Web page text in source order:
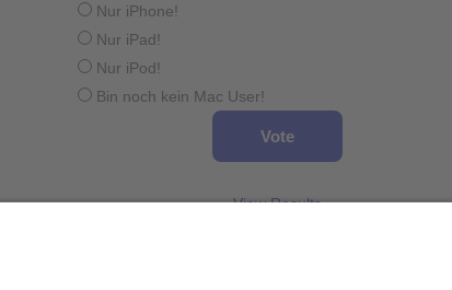
Nur iPhone!
Nur iPad!
Nur iPod!
Bin noch kein Mac User!
View Results